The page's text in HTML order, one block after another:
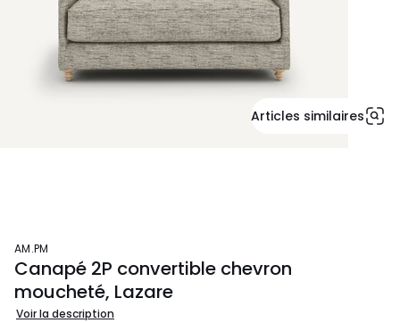
Articles similaires
AM.PM
Canapé 2P convertible chevron
moucheté, Lazare
Voir la description